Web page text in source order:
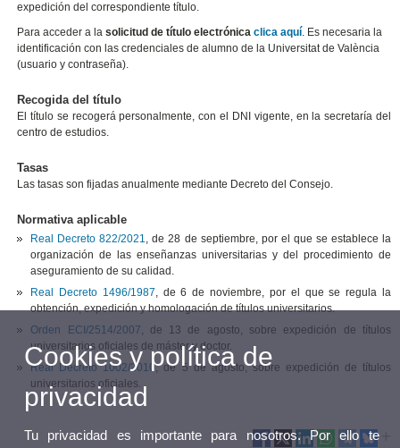
expedición del correspondiente título.
Para acceder a lasolicitud de título electrónica clica aquí. Es necesaria la
identificación con las credenciales de alumno de la Universitat de València
(usuario y contraseña).
Recogida del título
El título se recogerá personalmente, con el DNI vigente, en la secretaría del
centro de estudios.
Tasas
Las tasas son fijadas anualmente mediante Decreto del Consejo.
Normativa aplicable
Real Decreto 822/2021, de 28 de septiembre, por el que se establece la
organización de las enseñanzas universitarias y del procedimiento de
aseguramiento de su calidad.
Real Decreto 1496/1987, de 6 de noviembre, por el que se regula la
obtención, expedición y homologación de títulos universitarios.
Orden ECI/2514/2007, de 13 de agosto, sobre expedición de títulos
universitarios oficiales de máster y doctor.
Real Decreto 1002/2010, de 5 de agosto, sobre expedición de títulos
universitarios oficiales.
Cookies y política de
privacidad
Tu privacidad es importante para nosotros. Por ello te